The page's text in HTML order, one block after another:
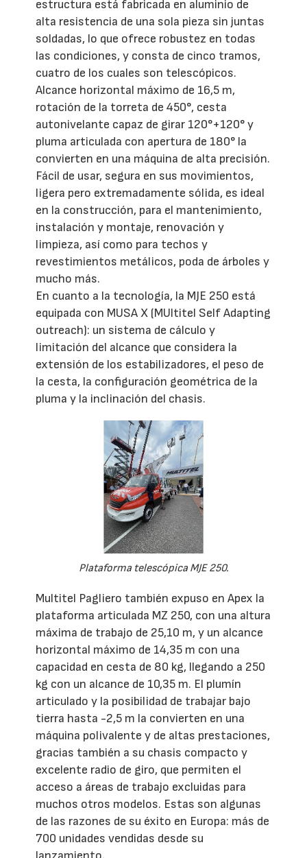
estructura está fabricada en aluminio de
alta resistencia de una sola pieza sin juntas
soldadas, lo que ofrece robustez en todas
las condiciones, y consta de cinco tramos,
cuatro de los cuales son telescópicos.
Alcance horizontal máximo de 16,5 m,
rotación de la torreta de 450°, cesta
autonivelante capaz de girar 120°+120° y
pluma articulada con apertura de 180° la
convierten en una máquina de alta precisión.
Fácil de usar, segura en sus movimientos,
ligera pero extremadamente sólida, es ideal
en la construcción, para el mantenimiento,
instalación y montaje, renovación y
limpieza, así como para techos y
revestimientos metálicos, poda de árboles y
mucho más.
En cuanto a la tecnología, la MJE 250 está
equipada con MUSA X (MUltitel Self Adapting
outreach): un sistema de cálculo y
limitación del alcance que considera la
extensión de los estabilizadores, el peso de
la cesta, la configuración geométrica de la
pluma y la inclinación del chasis.
Plataforma telescópica MJE 250.
Multitel Pagliero también expuso en Apex la
plataforma articulada MZ 250, con una altura
máxima de trabajo de 25,10 m, y un alcance
horizontal máximo de 14,35 m con una
capacidad en cesta de 80 kg, llegando a 250
kg con un alcance de 10,35 m. El plumín
articulado y la posibilidad de trabajar bajo
tierra hasta -2,5 m la convierten en una
máquina polivalente y de altas prestaciones,
gracias también a su chasis compacto y
excelente radio de giro, que permiten el
acceso a áreas de trabajo excluidas para
muchos otros modelos. Estas son algunas
de las razones de su éxito en Europa: más de
700 unidades vendidas desde su